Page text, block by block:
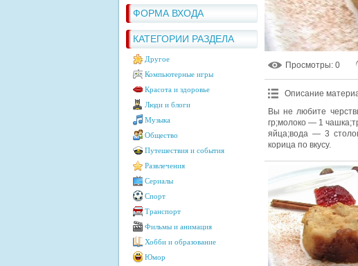
ФОРМА ВХОДА
КАТЕГОРИИ РАЗДЕЛА
Другое
Компьютерные игры
Красота и здоровье
Люди и блоги
Музыка
Общество
Путешествия и события
Развлечения
Сериалы
Спорт
Транспорт
Фильмы и анимация
Хобби и образование
Юмор
Просмотры: 0
Описание
Вы не любите
гр;молоко — 1
яйца;вода — 3
корица по вкусу.